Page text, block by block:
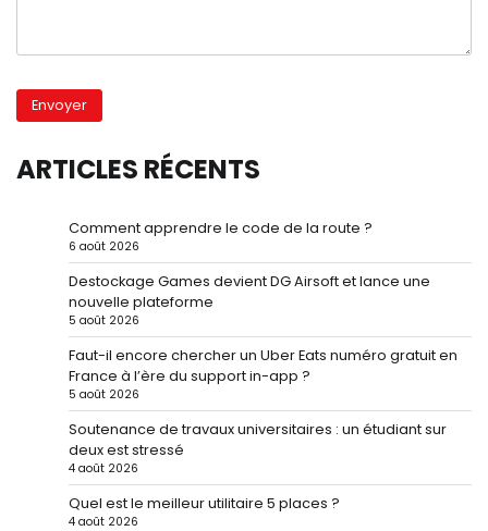
ARTICLES RÉCENTS
Comment apprendre le code de la route ?
6 août 2026
Destockage Games devient DG Airsoft et lance une
nouvelle plateforme
5 août 2026
Faut-il encore chercher un Uber Eats numéro gratuit en
France à l’ère du support in-app ?
5 août 2026
Soutenance de travaux universitaires : un étudiant sur
deux est stressé
4 août 2026
Quel est le meilleur utilitaire 5 places ?
4 août 2026